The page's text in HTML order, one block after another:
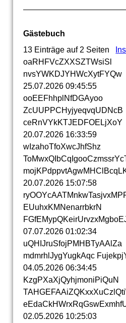
Gästebuch
13 Einträge auf 2 Seiten
oaRHFVcZXXSZTWsiSl
nvsYWKDJYHWcXytFYQw
25.07.2026 09:45:55
ooEEFhhplNfDGAyoo
ZcUUPPCHyjyeqvqUDNcB
ceRnVYkKTJEDFOELjXoY
20.07.2026 16:33:59
wIzahoTfoXwcJhfShz
20.07.2026 15:07:58
EUuhxKMNenarrbkrN
07.07.2026 01:02:34
uQHIJruSfojPMHBTyAAlZa
mdmrhlJygYugkAqc
04.05.2026 06:34:45
KzgPXaXjQyhjmoniPiQuN
02.05.2026 10:25:03